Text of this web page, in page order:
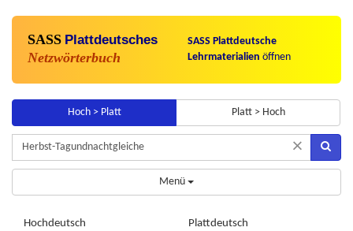
SASS Plattdeutsches
Netzwörterbuch
SASS Plattdeutsche
Lehrmaterialien öffnen
Hoch > Platt Platt > Hoch
×
Menü
Hochdeutsch Plattdeutsch